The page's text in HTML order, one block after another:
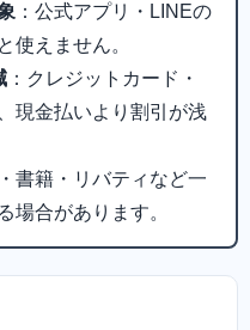
：公式アプリ・LINEの
使えません。
：クレジットカード・
現金払いより割引が浅
書籍・リバティなど一
場合があります。